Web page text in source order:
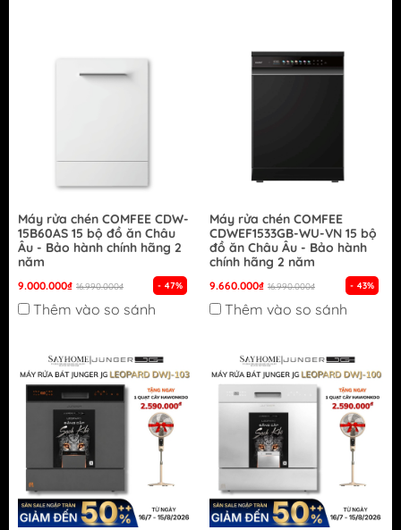
Máy rửa chén COMFEE CDW-
15B60AS 15 bộ đồ ăn Châu
Âu - Bảo hành chính hãng 2
năm
9.000.000₫ 16.990.000₫ - 47%
Thêm vào so sánh
Máy rửa chén COMFEE
CDWEF1533GB-WU-VN 15 bộ
đồ ăn Châu Âu - Bảo hành
chính hãng 2 năm
9.660.000₫ 16.990.000₫ - 43%
Thêm vào so sánh